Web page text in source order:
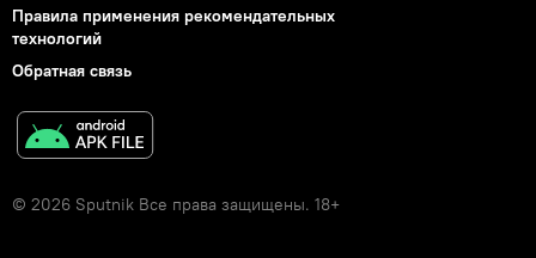
Правила применения рекомендательных
технологий
Обратная связь
© 2026 Sputnik Все права защищены. 18+